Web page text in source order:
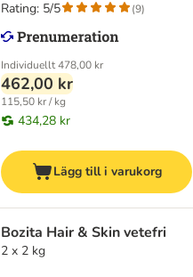
Individuellt478,00 kr
462,00 kr
115,50 kr / kg
434,28 kr
Rating: 5/5 (9)
Lägg till i varukorg
Bozita Hair & Skin vetefri
2 x 2 kg